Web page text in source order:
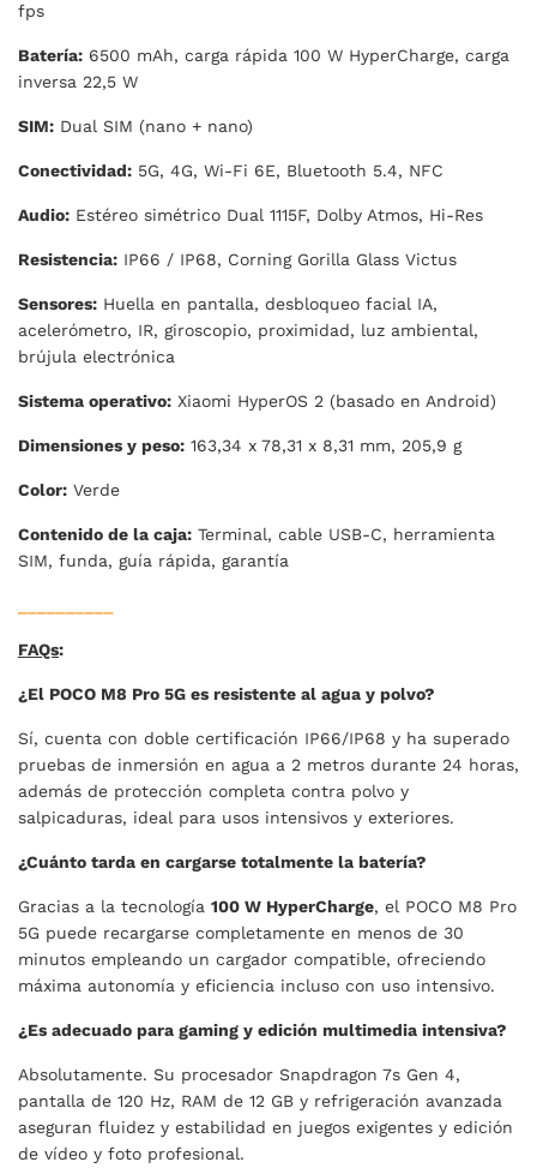
fps
Batería: 6500 mAh, carga rápida 100 W HyperCharge, carga
inversa 22,5 W
SIM: Dual SIM (nano + nano)
Conectividad: 5G, 4G, Wi-Fi 6E, Bluetooth 5.4, NFC
Audio: Estéreo simétrico Dual 1115F, Dolby Atmos, Hi-Res
Resistencia: IP66 / IP68, Corning Gorilla Glass Victus
Sensores: Huella en pantalla, desbloqueo facial IA,
acelerómetro, IR, giroscopio, proximidad, luz ambiental,
brújula electrónica
Sistema operativo: Xiaomi HyperOS 2 (basado en Android)
Dimensiones y peso: 163,34 x 78,31 x 8,31 mm, 205,9 g
Color: Verde
Contenido de la caja: Terminal, cable USB-C, herramienta
SIM, funda, guía rápida, garantía
FAQs:
¿El POCO M8 Pro 5G es resistente al agua y polvo?
Sí, cuenta con doble certificación IP66/IP68 y ha superado
pruebas de inmersión en agua a 2 metros durante 24 horas,
además de protección completa contra polvo y
salpicaduras, ideal para usos intensivos y exteriores.
¿Cuánto tarda en cargarse totalmente la batería?
Gracias a la tecnología 100 W HyperCharge, el POCO M8 Pro
5G puede recargarse completamente en menos de 30
minutos empleando un cargador compatible, ofreciendo
máxima autonomía y eficiencia incluso con uso intensivo.
¿Es adecuado para gaming y edición multimedia intensiva?
Absolutamente. Su procesador Snapdragon 7s Gen 4,
pantalla de 120 Hz, RAM de 12 GB y refrigeración avanzada
aseguran fluidez y estabilidad en juegos exigentes y edición
de vídeo y foto profesional.